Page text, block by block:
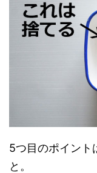
5つ目のポイント
と。